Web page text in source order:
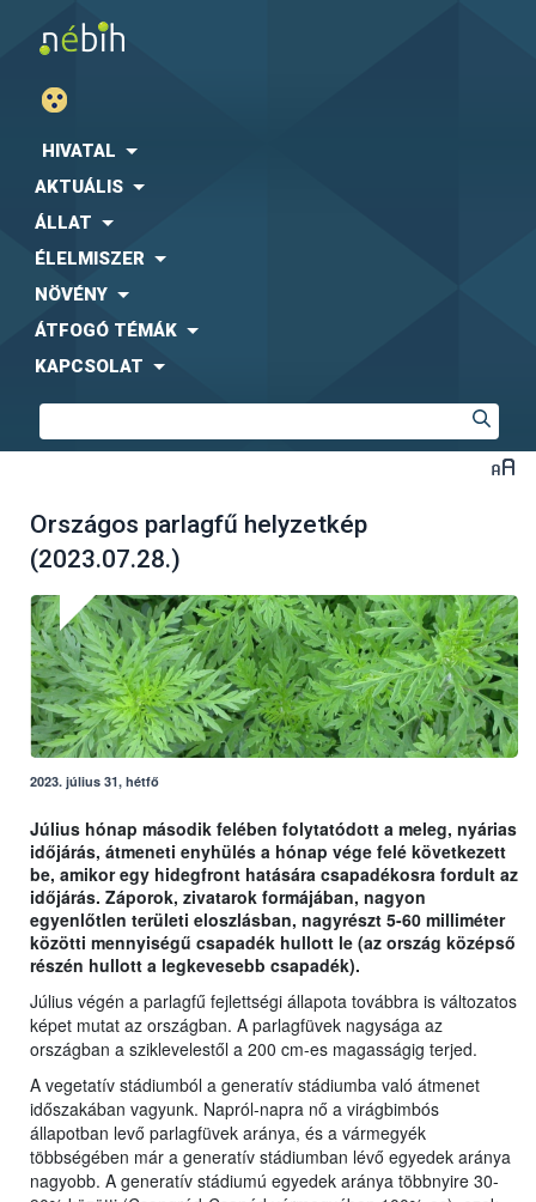
HIVATAL
AKTUÁLIS
ÁLLAT
ÉLELMISZER
NÖVÉNY
ÁTFOGÓ TÉMÁK
KAPCSOLAT
Országos parlagfű helyzetkép
(2023.07.28.)
2023. július 31, hétfő
Július hónap második felében folytatódott a meleg, nyárias
időjárás, átmeneti enyhülés a hónap vége felé következett
be, amikor egy hidegfront hatására csapadékosra fordult az
időjárás. Záporok, zivatarok formájában, nagyon
egyenlőtlen területi eloszlásban, nagyrészt 5-60 milliméter
közötti mennyiségű csapadék hullott le (az ország középső
részén hullott a legkevesebb csapadék).
Július végén a parlagfű fejlettségi állapota továbbra is változatos
képet mutat az országban. A parlagfüvek nagysága az
országban a sziklevelestől a 200 cm-es magasságig terjed.
A vegetatív stádiumból a generatív stádiumba való átmenet
időszakában vagyunk. Napról-napra nő a virágbimbós
állapotban levő parlagfüvek aránya, és a vármegyék
többségében már a generatív stádiumban lévő egyedek aránya
nagyobb. A generatív stádiumú egyedek aránya többnyire 30-